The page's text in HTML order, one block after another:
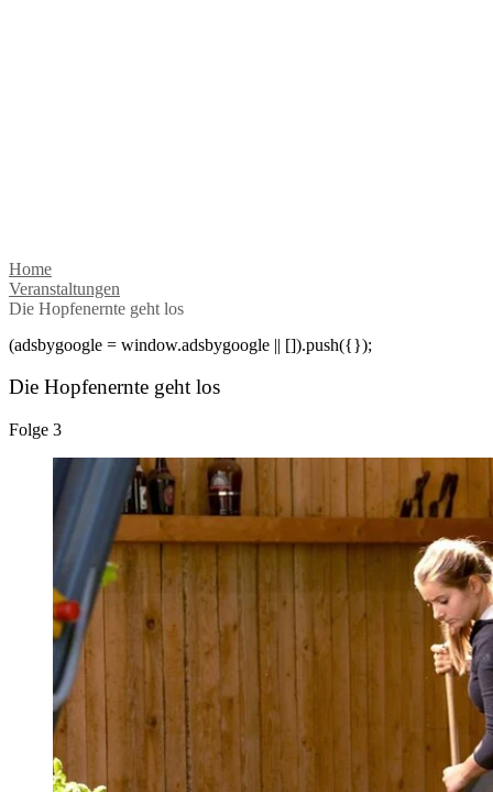
Home
Veranstaltungen
Die Hopfenernte geht los
(adsbygoogle = window.adsbygoogle || []).push({});
Die Hopfenernte geht los
Folge 3